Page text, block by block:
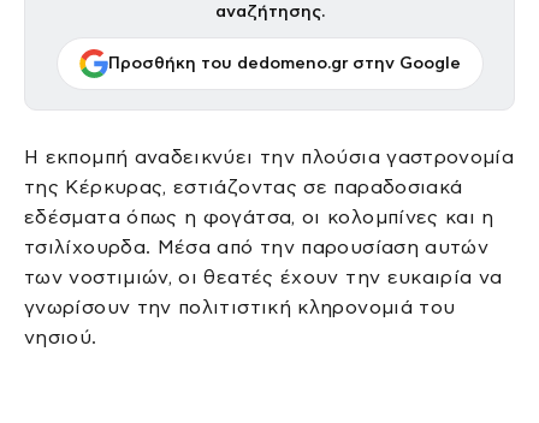
αναζήτησης.
Προσθήκη του dedomeno.gr στην Google
Η εκπομπή αναδεικνύει την πλούσια γαστρονομία
της Κέρκυρας, εστιάζοντας σε παραδοσιακά
εδέσματα όπως η φογάτσα, οι κολομπίνες και η
τσιλίχουρδα. Μέσα από την παρουσίαση αυτών
των νοστιμιών, οι θεατές έχουν την ευκαιρία να
γνωρίσουν την πολιτιστική κληρονομιά του
νησιού.